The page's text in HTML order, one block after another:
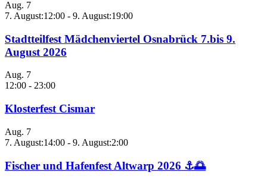
Aug. 7
7. August:12:00 - 9. August:19:00
Stadtteilfest Mädchenviertel Osnabrück 7.bis 9.
August 2026
Aug. 7
12:00 - 23:00
Klosterfest Cismar
Aug. 7
7. August:14:00 - 9. August:2:00
Fischer und Hafenfest Altwarp 2026 ⚓🌅